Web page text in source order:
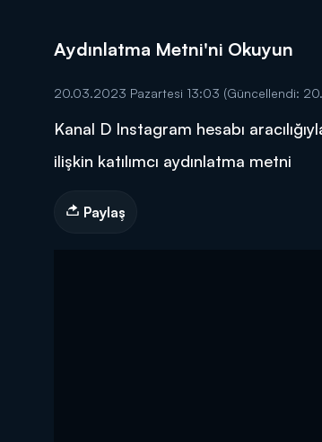
DİĞER
Aydınlatma Metni'ni Okuyun
20.03.2023 Pazartesi 13:03 (Güncellendi:
Kanal D Instagram hesabı
ilişkin katılımcı aydınlatma metni
Paylaş